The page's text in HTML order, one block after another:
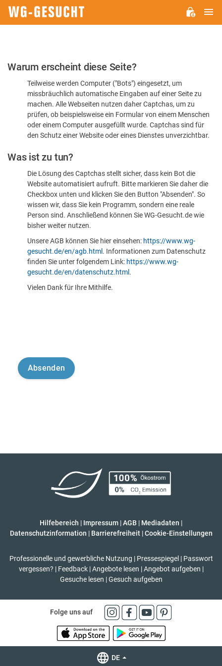
Bitte
dass
sind
Warum erscheint diese Seite?
Teilweise werden Computer ("Bots") eingesetzt, um
missbräuchlich automatische Eingaben auf einer Seite zu
machen. Alle Webseiten nutzen daher Captchas, um zu
prüfen, ob beispielsweise ein Formular von einem Menschen
oder einem Computer ausgefüllt wurde. Captchas sind für
den Schutz einer Website oder eines Dienstes unverzichtbar.
Was ist zu tun?
Die Lösung des Captchas stellt sicher, dass kein Bot die
Website automatisiert aufruft. Bitte markieren Sie daher die
Checkbox unten und klicken Sie den Button "Absenden". So
wissen wir, dass Sie kein Programm, sondern eine reale
Person sind. Anschließend können Sie WG-Gesucht.de wie
bisher weiter nutzen.
Unsere AGB können Sie hier einsehen: https://www.wg-
gesucht.de/en/agb.html . Informationen zum Datenschutz
finden Sie unter folgendem Link: https://www.wg-
gesucht.de/en/datenschutz.html .
Vielen Dank für Ihre Mithilfe.
Hilfebereich | Impressum |AGB | Mediadaten |
Datenschutzinformation | Barrierefreiheit | Cookie-Einstellungen
Professionelle und gewerbliche Nutzung | Pressespiegel | Passwort
vergessen? | Feedback | Angebote lesen | Angebot aufgeben |
Gesuche lesen | Gesuch aufgeben
Folge uns auf
DE